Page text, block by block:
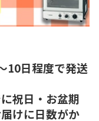
10日程度で発送
祝日・お盆期
けに日数がか